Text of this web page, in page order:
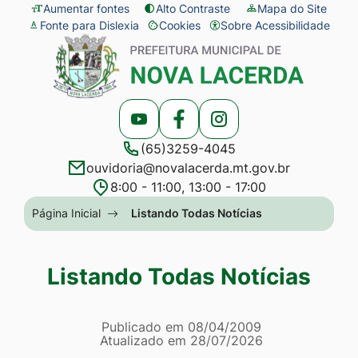
Seção
de
atalhos
acessibilidade
Ir
para
conteúdo
menu
[alt+2]
para
Aumentar fontes Alto Contraste
Mapa do Site
Fonte para Dislexia
Cookies
Abrir
preferências
de
cookies
Sobre Acessibilidade
Seção
menu
Acessar
a
Rede
Social
Acessar
a
Rede
Social
Acessar
a
Rede
Social
(65)3259-4045
ouvidoria@novalacerda.mt.gov.br
8:00 - 11:00, 13:00 - 17:00
Seção
do
principal
Página Inicial Listando Todas Notícias
Listando Todas Notícias
Página Listando Todas
Informações
Publicado em 08/04/2009
Atualizado em 28/07/2026